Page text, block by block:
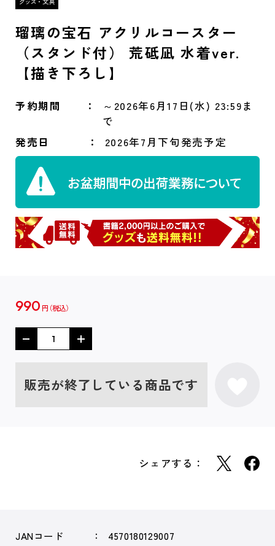
瑠璃の宝石 アクリルコースター
（スタンド付） 荒砥凪 水着ver.
【描き下ろし】
予約期間
～2026年6月17日(水) 23:59ま
で
発売日
2026年7月下旬発売予定
990 円
販売が終了している商品です
シェアする：
JANコード
4570180129007